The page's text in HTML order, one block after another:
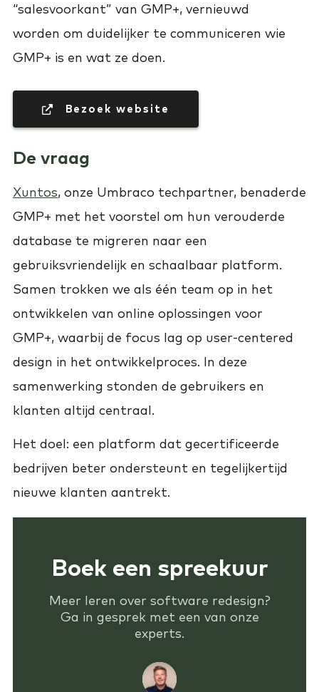
“salesvoorkant” van GMP+, vernieuwd
worden om duidelijker te communiceren wie
GMP+ is en wat ze doen.
Bezoek website
De vraag
Xuntos, onze Umbraco techpartner, benaderde
GMP+ met het voorstel om hun verouderde
database te migreren naar een
gebruiksvriendelijk en schaalbaar platform.
Samen trokken we als één team op in het
ontwikkelen van online oplossingen voor
GMP+, waarbij de focus lag op user-centered
design in het ontwikkelproces. In deze
samenwerking stonden de gebruikers en
klanten altijd centraal.
Het doel: een platform dat gecertificeerde
bedrijven beter ondersteunt en tegelijkertijd
nieuwe klanten aantrekt.
Boek een spreekuur
Meer leren over software redesign?
Ga in gesprek met een van onze
experts.